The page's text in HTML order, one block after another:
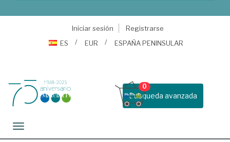
Iniciar sesión
Registrarse
ES
EUR ESPAÑA PENINSULAR
Busqueda avanzada
0
Toggle navigation